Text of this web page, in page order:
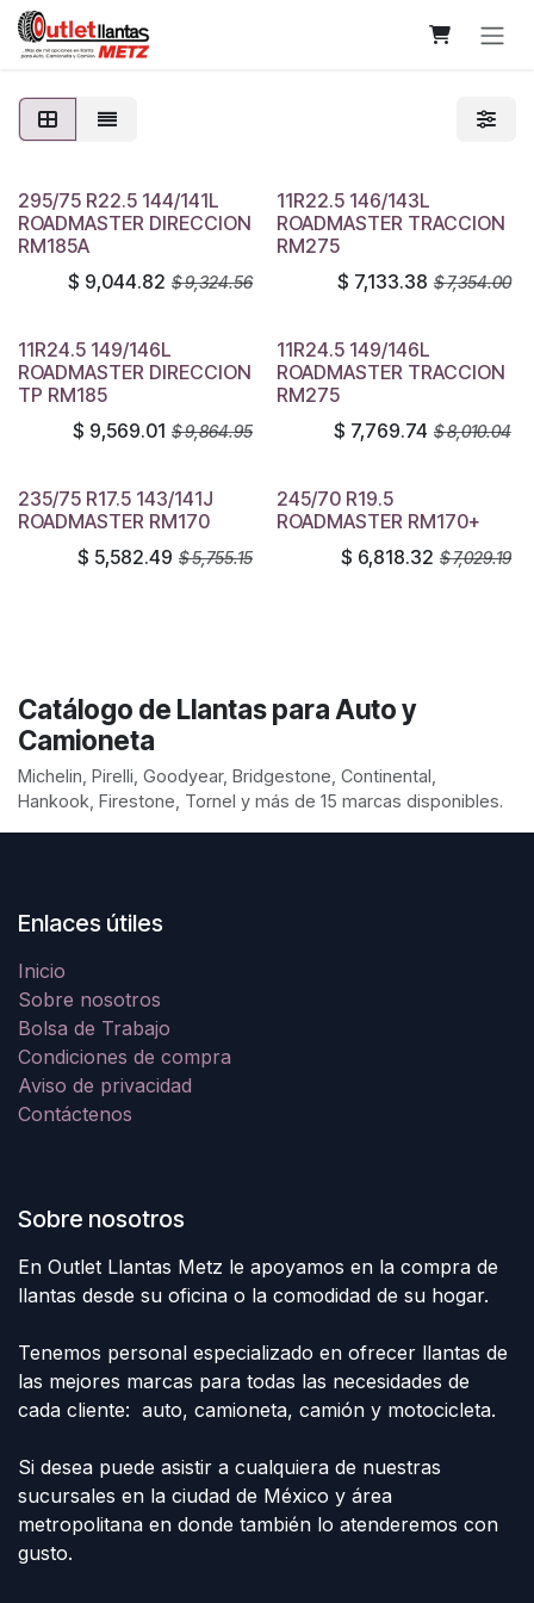
Skip to Content
295/75 R22.5 144/141L
ROADMASTER DIRECCION
RM185A
$ 9,044.82 $9,324.56
11R22.5 146/143L
ROADMASTER TRACCION
RM275
$ 7,133.38 $7,354.00
11R24.5 149/146L
ROADMASTER DIRECCION
TP RM185
$ 9,569.01 $9,864.95
11R24.5 149/146L
ROADMASTER TRACCION
RM275
$ 7,769.74 $8,010.04
235/75 R17.5 143/141J
ROADMASTER RM170
$ 5,582.49 $5,755.15
245/70 R19.5
ROADMASTER RM170+
$ 6,818.32 $7,029.19
Catálogo de Llantas para Auto y
Camioneta
Michelin, Pirelli, Goodyear, Bridgestone, Continental,
Hankook, Firestone, Tornel y más de 15 marcas disponibles.
Enlaces útiles
Inicio
Sobre nosotros
Bolsa de Trabajo
Condiciones de compra
Aviso de privacidad
Contáctenos
Sobre nosotros
En Outlet Llantas Metz le apoyamos en la compra de
llantas desde su oficina o la comodidad de su hogar.
Tenemos personal especializado en ofrecer llantas de
las mejores marcas para todas las necesidades de
cada cliente: auto, camioneta, camión y motocicleta.
Si desea puede asistir a cualquiera de nuestras
sucursales en la ciudad de México y área
metropolitana en donde también lo atenderemos con
gusto.